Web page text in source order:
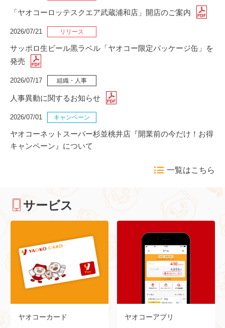
「ヤオコーロッテスクエア武蔵浦和店」開店のご案内
2026/07/21 リリース
サッポロ生ビール黒ラベル「ヤオコー限定パッケージ缶」を
発売
2026/07/17 組織・人事
人事異動に関するお知らせ
2026/07/01 キャンペーン
ヤオコーネットスーパー杉並桃井店『開業前の今だけ！お得
キャンペーン』について
一覧はこちら
サービス
ヤオコーカード ヤオコーアプリ